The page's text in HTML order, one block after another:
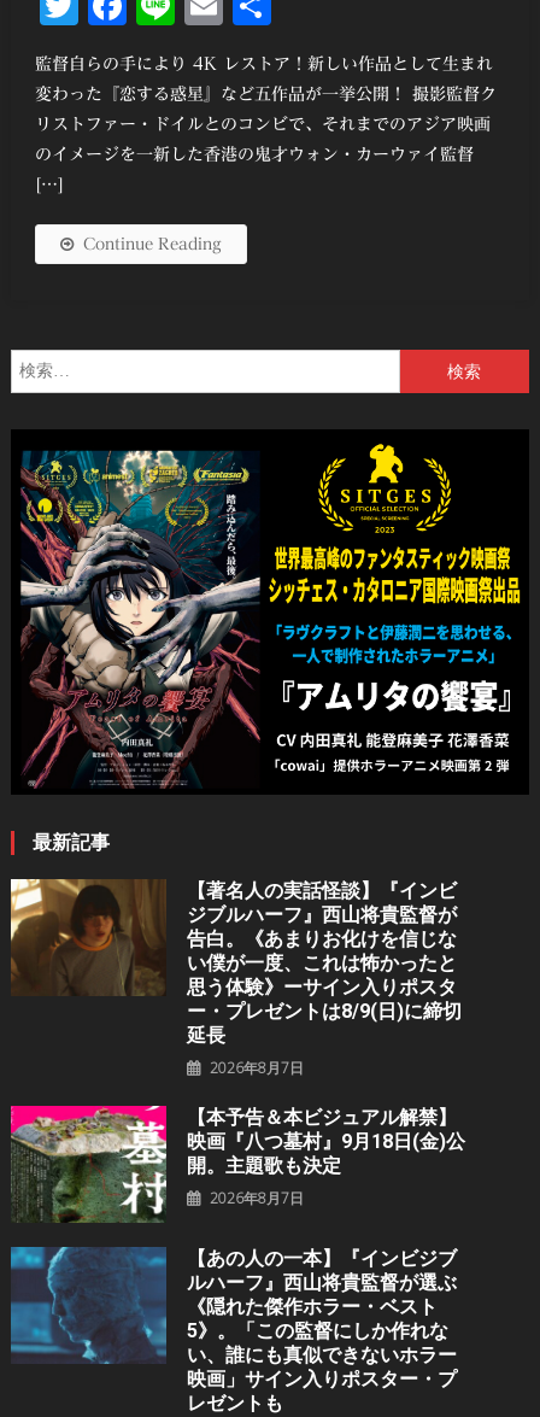
監督自らの手により 4K レストア！新しい作品として生まれ
変わった『恋する惑星』など五作品が一挙公開！ 撮影監督ク
リストファー・ドイルとのコンビで、それまでのアジア映画
のイメージを一新した香港の鬼才ウォン・カーウァイ監督
[…]
Continue Reading
索:
最新記事
【著名人の実話怪談】『インビ
ジブルハーフ』⻄⼭将貴監督が
告白。《あまりお化けを信じな
い僕が一度、これは怖かったと
思う体験》ーサイン入りポスタ
ー・プレゼントは8/9(日)に締切
延長
2026年8月7日
【本予告＆本ビジュアル解禁】
映画『八つ墓村』9月18日(金)公
開。主題歌も決定
2026年8月7日
【あの人の一本】『インビジブ
ルハーフ』⻄⼭将貴監督が選ぶ
《隠れた傑作ホラー・ベスト
5》。「この監督にしか作れな
い、誰にも真似できないホラー
映画」サイン入りポスター・プ
レゼントも